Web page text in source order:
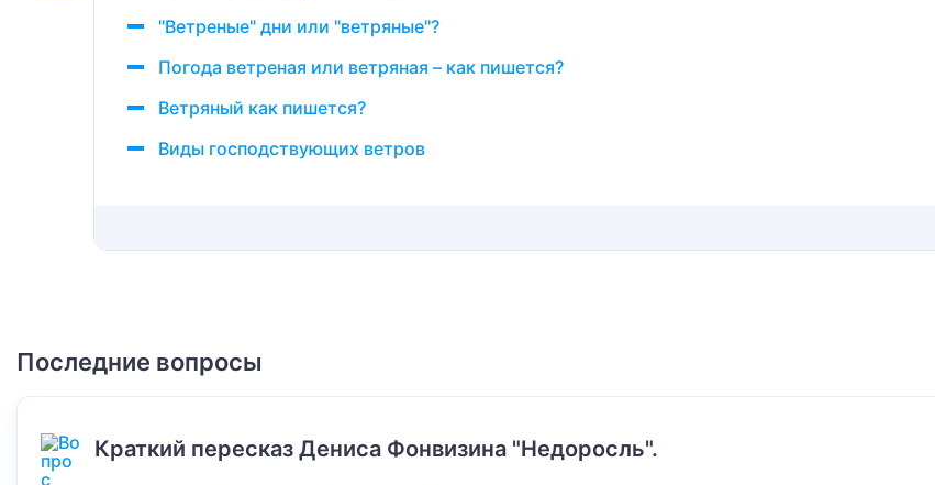
"Ветреные" дни или "ветряные"?
Погода ветреная или ветряная – как пишется?
Ветряный как пишется?
Виды господствующих ветров
Последние вопросы
Краткий пересказ Дениса Фонвизина "Недоросль".